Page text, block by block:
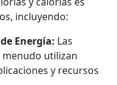
incluyendo:
Energía: Las
utilizan
y recursos